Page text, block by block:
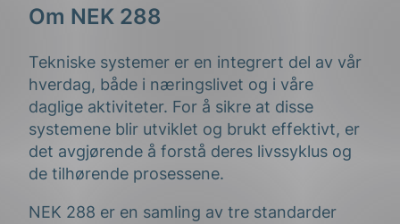
Om NEK 288
Tekniske systemer er en integrert del av vår
hverdag, både i næringslivet og i våre
daglige aktiviteter. For å sikre at disse
systemene blir utviklet og brukt effektivt, er
det avgjørende å forstå deres livssyklus og
de tilhørende prosessene.
NEK 288 er en samling av tre standarder